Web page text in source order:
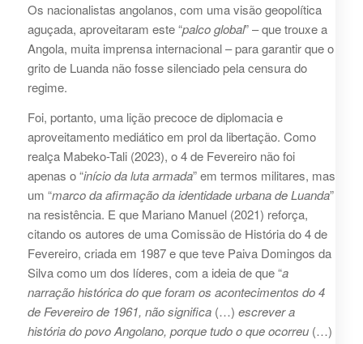
Os nacionalistas angolanos, com uma visão geopolítica
aguçada, aproveitaram este “palco global” – que trouxe a
Angola, muita imprensa internacional – para garantir que o
grito de Luanda não fosse silenciado pela censura do
regime.
Foi, portanto, uma lição precoce de diplomacia e
aproveitamento mediático em prol da libertação. Como
realça Mabeko-Tali (2023), o 4 de Fevereiro não foi
apenas o “início da luta armada” em termos militares, mas
um “marco da afirmação da identidade urbana de Luanda”
na resistência. E que Mariano Manuel (2021) reforça,
citando os autores de uma Comissão de História do 4 de
Fevereiro, criada em 1987 e que teve Paiva Domingos da
Silva como um dos líderes, com a ideia de que “a
narração histórica do que foram os acontecimentos do 4
de Fevereiro de 1961, não significa(…) escrever a
história do povo Angolano, porque tudo o que ocorreu(…)